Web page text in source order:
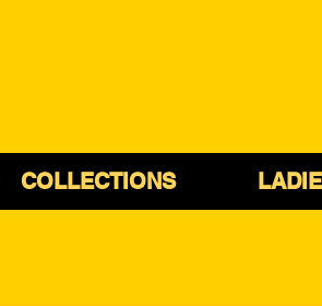
COLLECTIONS